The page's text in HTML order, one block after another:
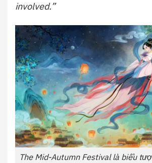
involved.”
The Mid-Autumn Festival là biểu